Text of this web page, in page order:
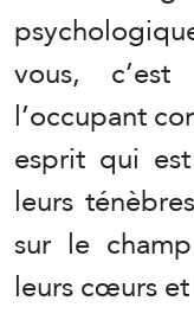
vous,
l’occupant
esprit qui
leurs
sur le
leurs cœurs